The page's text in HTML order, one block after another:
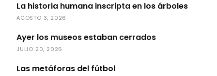
La historia humana inscripta en los árboles
AGOSTO 3, 2026
Ayer los museos estaban cerrados
JULIO 20, 2026
Las metáforas del fútbol